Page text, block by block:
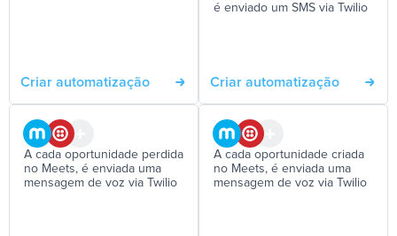
Criar automatização
é enviado um SMS via Twilio
Criar automatização
A cada oportunidade perdida
no Meets, é enviada uma
mensagem de voz via Twilio
A cada oportunidade criada
no Meets, é enviada uma
mensagem de voz via Twilio